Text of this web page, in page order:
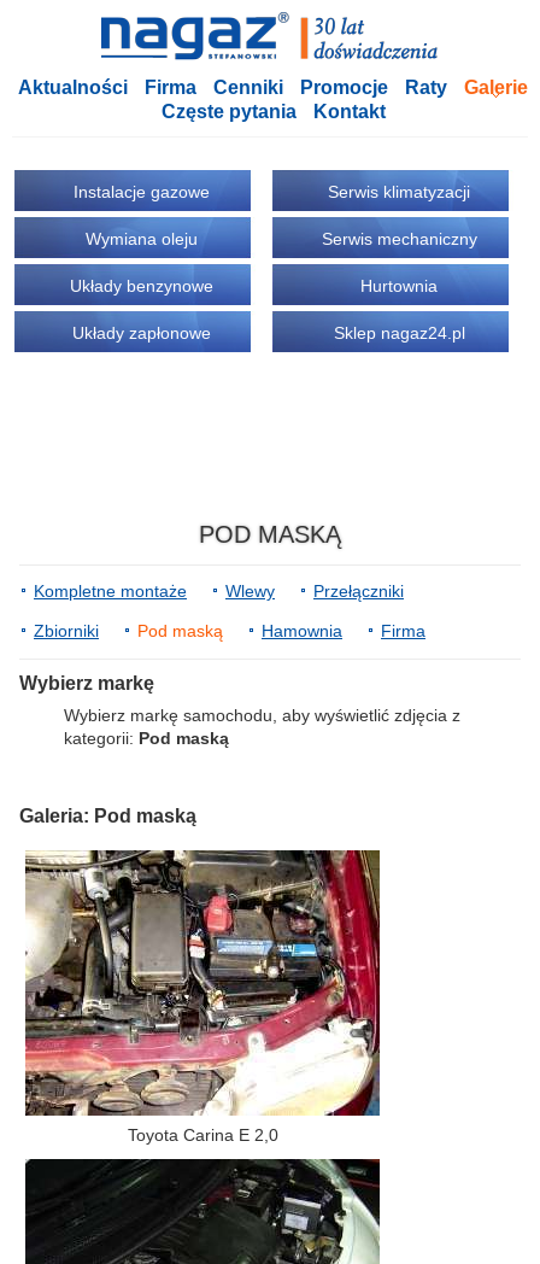
Aktualności Firma Cenniki Promocje Raty
Galerie
Częste pytania
Kontakt
Instalacje gazowe
Wymiana oleju
Układy benzynowe
Układy zapłonowe
Serwis klimatyzacji
Serwis mechaniczny
Hurtownia
Sklep nagaz24.pl
POD MASKĄ
Kompletne montaże Wlewy Przełączniki
Zbiorniki Pod maską Hamownia Firma
Wybierz markę
Wybierz markę samochodu, aby wyświetlić zdjęcia z
kategorii: Pod maską
Galeria: Pod maską
Toyota Carina E 2,0